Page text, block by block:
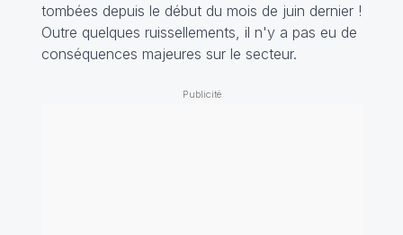
tombées depuis le début du mois de juin dernier !
Outre quelques ruissellements, il n'y a pas eu de
conséquences majeures sur le secteur.